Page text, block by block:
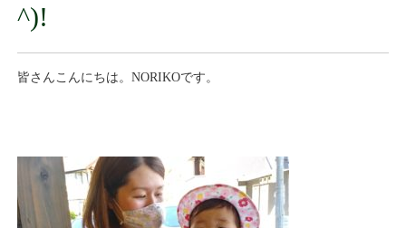
^)!
皆さんこんにちは。NORIKOです。